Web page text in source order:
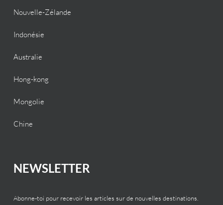
Nouvelle-Zélande
Indonésie
Australie
Hong-kong
Mongolie
Chine
NEWSLETTER
Abonne-toi pour recevoir les articles sur de nouvelles destinations.